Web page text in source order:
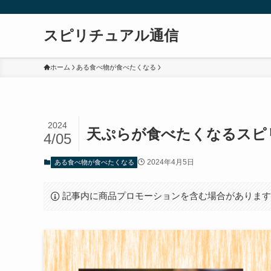
スピリチュアル通信
ホーム ある食べ物が食べたくなる
天ぷらが食べたくなるス
2024
4/05
ある食べ物が食べたくなる 2024年4月5日
記事内に商品プロモーションを含む場合がありま